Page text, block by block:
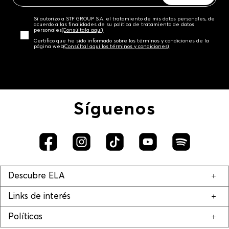
Sí autorizo a STF GROUP S.A. el tratamiento de mis datos personales, de
acuerdo a las finalidades de su política de tratamiento de datos
personales‎(Consúltala aquí)
Certifico que he sido informado sobre los términos y condiciones de la
página web‎(Consúltal aquí los términos y condiciones)
Síguenos
Descubre ELA
Links de interés
Políticas